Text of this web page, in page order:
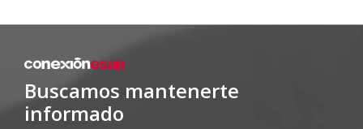
Buscamos mantenerte
informado